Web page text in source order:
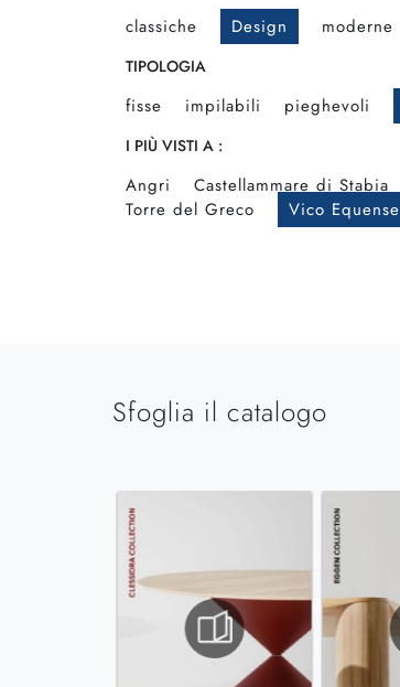
classiche Design moderne
TIPOLOGIA
fisse impilabili pieghevoli
I PIÙ VISTI A :
Angri Castellammare di Stabia
Torre del Greco
Vico Equense
Sfoglia il catalogo